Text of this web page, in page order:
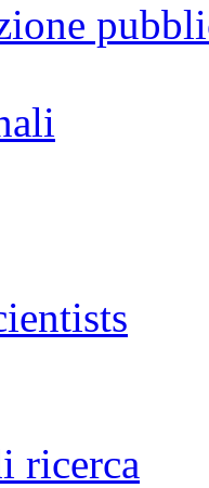
ricerca